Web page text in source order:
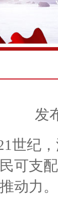
发
纪，
可支
动力